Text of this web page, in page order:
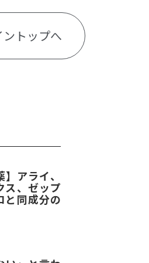
トップへ
アライ、
ス、ゼップ
と同成分の